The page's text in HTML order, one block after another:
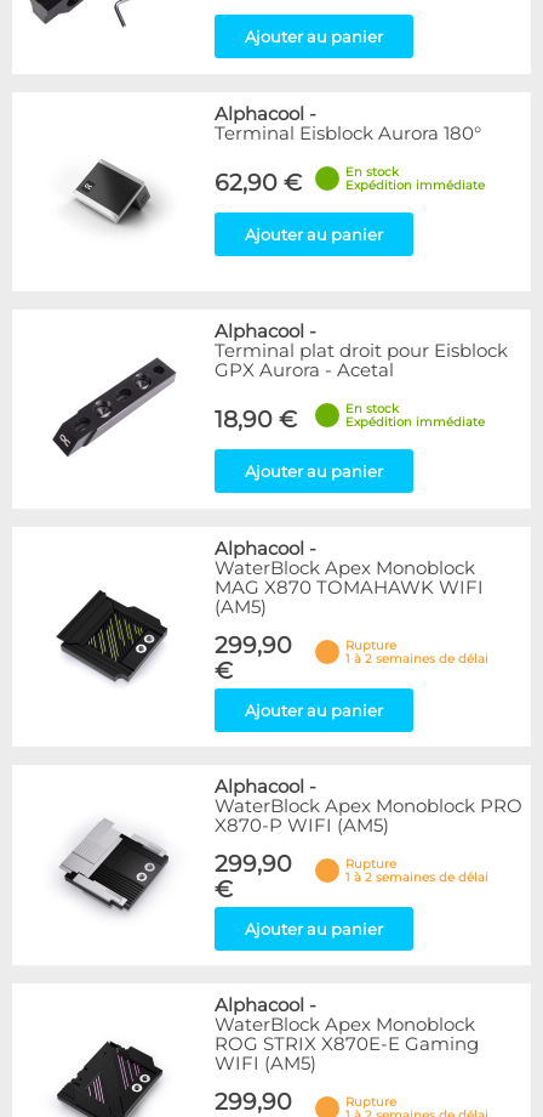
Ajouter au panier
Alphacool -
Terminal Eisblock Aurora 180°
62,90 €
En stock
Expédition immédiate
Ajouter au panier
Alphacool -
Terminal plat droit pour Eisblock
GPX Aurora - Acetal
18,90 €
En stock
Expédition immédiate
Ajouter au panier
Alphacool -
WaterBlock Apex Monoblock
MAG X870 TOMAHAWK WIFI
(AM5)
299,90
€
Rupture
1 à 2 semaines de délai
Ajouter au panier
Alphacool -
WaterBlock Apex Monoblock PRO
X870-P WIFI (AM5)
299,90
€
Rupture
1 à 2 semaines de délai
Ajouter au panier
Alphacool -
WaterBlock Apex Monoblock
ROG STRIX X870E-E Gaming
WIFI (AM5)
299,90
Rupture